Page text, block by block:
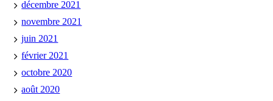
décembre 2021
novembre 2021
juin 2021
février 2021
octobre 2020
août 2020